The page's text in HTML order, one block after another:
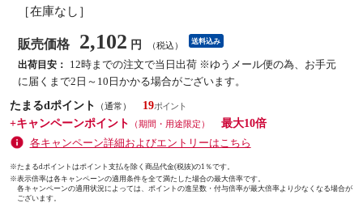
［在庫なし］
販売価格 2,102 円 （税込） 送料込み
出荷目安：
12時までの注文で当日出荷 ※ゆうメール便の為、お手元
に届くまで2日～10日かかる場合がございます。
たまるdポイント
（通常）
19
+キャンペーンポイント
（期間・用途限定）
最大10倍
各キャンペーン詳細およびエントリーはこちら
※たまるdポイントはポイント支払を除く商品代金(税抜)の1％です。
※表示倍率は各キャンペーンの適用条件を全て満たした場合の最大倍率です。
各キャンペーンの適用状況によっては、ポイントの進呈数・付与倍率が最大倍率より少なくなる場合が
ございます。